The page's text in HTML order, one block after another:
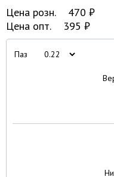
Цена розн. 470 ₽
Цена опт.
395 ₽
Паз